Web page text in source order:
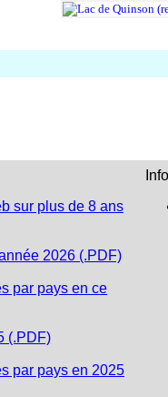
sur plus de 8 ans
2026 (.PDF)
par pays en ce
(.PDF)
par pays en 2025